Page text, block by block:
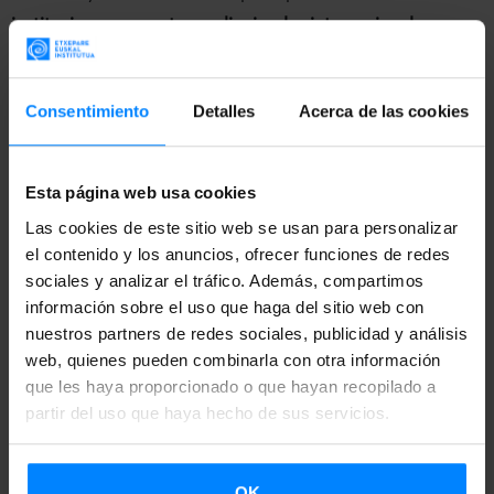
Consentimiento Detalles Acerca de las cookies
Esta página web usa cookies
Las cookies de este sitio web se usan para personalizar
el contenido y los anuncios, ofrecer funciones de redes
sociales y analizar el tráfico. Además, compartimos
información sobre el uso que haga del sitio web con
nuestros partners de redes sociales, publicidad y análisis
web, quienes pueden combinarla con otra información
que les haya proporcionado o que hayan recopilado a
partir del uso que haya hecho de sus servicios.
instituciones y eventos audiovisuales internacionales.
Aquellos directores o productores que deseen concurrir a
la convocatoria deberán presentar obras cuya duraciónno
sobrepase los 30 minutos. Cada participante podrá
finalizadas a partir del 1 de junio de 2017.
Por otro lado, es preciso que el director o el productor
esténcensados en la Comunidad Autónoma Vasca(CAV)
en el momento de la inscripción. En caso de que la
candidatura sea presentada por el director, éste deberá
acreditar residir en la CAV desde al menos un año antes
de la fecha de publicación de la presente convocatoria, o
un mínimo de 5 años o de forma discontinua durante al